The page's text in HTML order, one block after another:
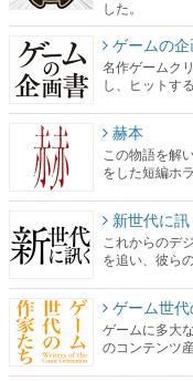
した。
ゲームの
名作ゲームク
し、ヒットす
赫本
この物語を解
をした短編ホ
新世代に訊
これからのデ
を追い、彼ら
ゲーム世
ゲームに多大
のコンテンツ